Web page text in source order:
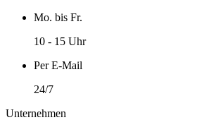
Mo. bis Fr.
10 - 15 Uhr
Per E-Mail
24/7
Unternehmen